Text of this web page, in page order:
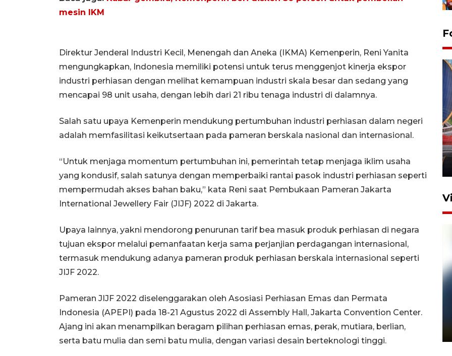
mesin IKM
Direktur Jenderal Industri Kecil, Menengah dan Aneka (IKMA) Kemenperin, Reni Yanita
mengungkapkan, Indonesia memiliki potensi untuk terus menggenjot kinerja ekspor
industri perhiasan dengan melihat kemampuan industri skala besar dan sedang yang
mencapai 98 unit usaha, dengan lebih dari 21 ribu tenaga industri di dalamnya.
Salah satu upaya Kemenperin mendukung pertumbuhan industri perhiasan dalam negeri
adalah memfasilitasi keikutsertaan pada pameran berskala nasional dan internasional.
“Untuk menjaga momentum pertumbuhan ini, pemerintah tetap menjaga iklim usaha
yang kondusif, salah satunya dengan memperbaiki rantai pasok industri perhiasan seperti
mempermudah akses bahan baku,” kata Reni saat Pembukaan Pameran Jakarta
International Jewellery Fair (JIJF) 2022 di Jakarta.
Upaya lainnya, yakni mendorong penurunan tarif bea masuk produk perhiasan di negara
tujuan ekspor melalui pemanfaatan kerja sama perjanjian perdagangan internasional,
termasuk mendukung adanya pameran produk perhiasan berskala internasional seperti
JIJF 2022.
Pameran JIJF 2022 diselenggarakan oleh Asosiasi Perhiasan Emas dan Permata
Indonesia (APEPI) pada 18-21 Agustus 2022 di Assembly Hall, Jakarta Convention Center.
Ajang ini akan menampilkan beragam pilihan perhiasan emas, perak, mutiara, berlian,
serta batu mulia dan semi batu mulia, dengan variasi desain berteknologi tinggi.
Komisi V DPR tinjau
perlintasan sebidang di
12 Juni 2026 18:49
Pelanggan Filaha Farm setia
sampai 8 tahan?
1 Juni 2026 05:47